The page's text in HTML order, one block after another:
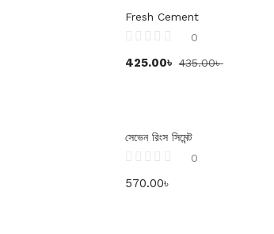
Fresh Cement
0
425.00৳ 435.00৳
সেভেন রিংস সিমেন্ট
0
570.00৳